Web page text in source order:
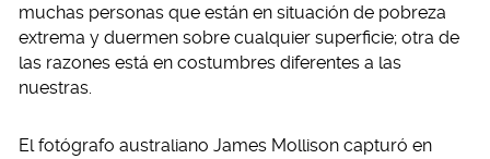
muchas personas que están en situación de pobreza
extrema y duermen sobre cualquier superficie; otra de
las razones está en costumbres diferentes a las
nuestras.
El fotógrafo australiano James Mollison capturó en